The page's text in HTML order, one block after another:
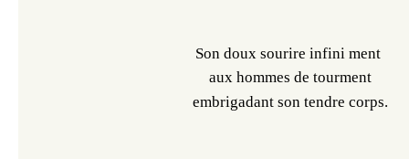
Son doux sourire infini ment
aux hommes de tourment
embrigadant son tendre corps.